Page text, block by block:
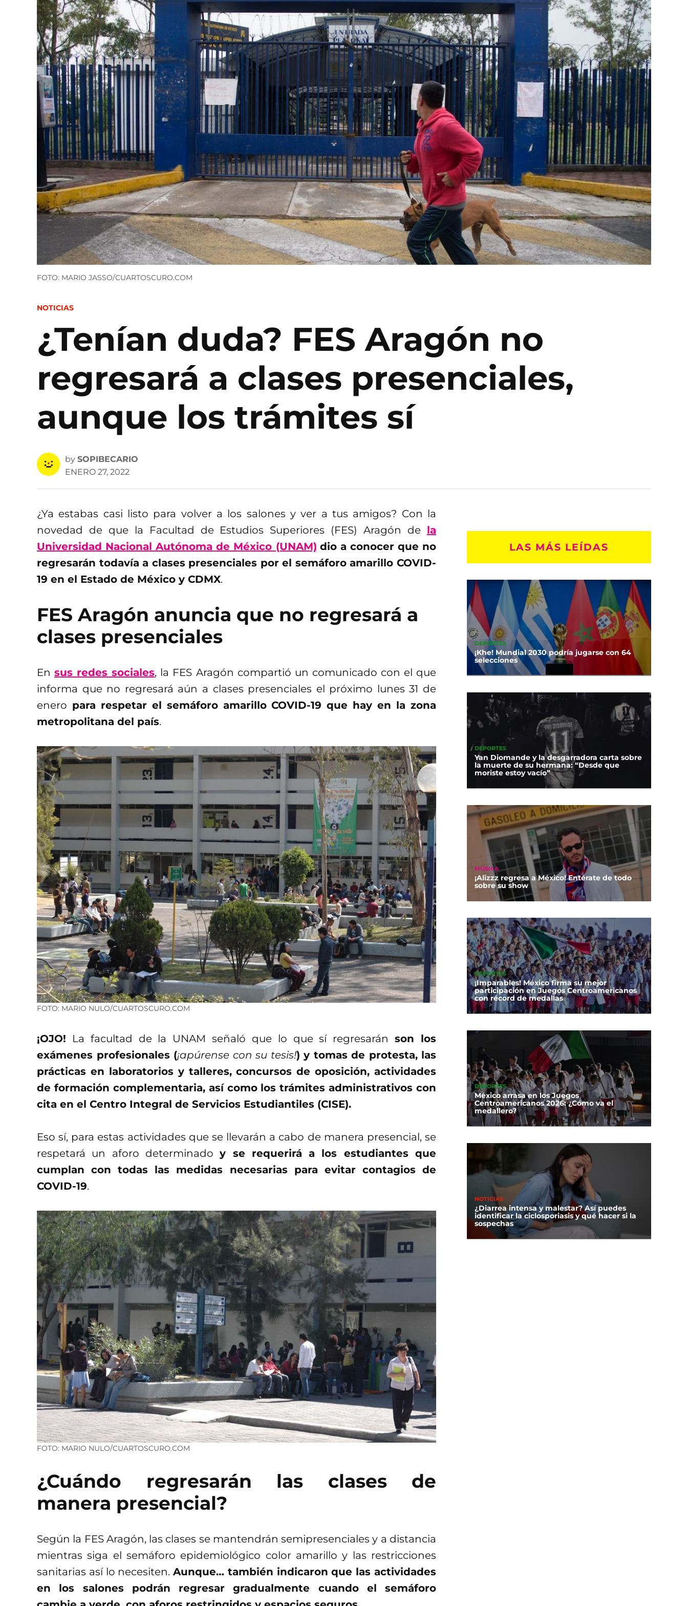
FOTO: MARIO JASSO/CUARTOSCURO.COM
POSTED
NOTICIAS
¿Tenían duda? FES Aragón no
regresará a clases presenciales,
aunque los trámites sí
by SOPIBECARIO
ENERO 27, 2022
¿Ya estabas casi listo para volver a los salones y ver a tus amigos? Con la
novedad de que la Facultad de Estudios Superiores (FES) Aragón de la
Universidad Nacional Autónoma de México (UNAM) dio a conocer que no
regresarán todavía a clases presenciales por el semáforo amarillo COVID-
19 en el Estado de México y CDMX.
FES Aragón anuncia que no regresará a
clases presenciales
Ensus redes sociales, la FES Aragón compartió un comunicado con el que
informa que no regresará aún a clases presenciales el próximo lunes 31 de
enero para respetar el semáforo amarillo COVID-19 que hay en la zona
metropolitana del país.
FOTO: MARIO NULO/CUARTOSCURO.COM
¡OJO! La facultad de la UNAM señaló que lo que sí regresaránson los
exámenes profesionales (¡apúrense con su tesis!) y tomas de protesta, las
prácticas en laboratorios y talleres, concursos de oposición, actividades
de formación complementaria, así como los trámites administrativos con
cita en el Centro Integral de Servicios Estudiantiles (CISE).
Eso sí, para estas actividades que se llevarán a cabo de manera presencial, se
respetará un aforo determinadoy se requerirá a los estudiantes que
cumplan con todas las medidas necesarias para evitar contagios de
COVID-19.
FOTO: MARIO NULO/CUARTOSCURO.COM
¿Cuándo regresarán las clases de
manera presencial?
Según la FES Aragón, las clases se mantendrán semipresenciales y a distancia
mientras siga el semáforo epidemiológico color amarillo y las restricciones
sanitarias así lo necesiten.Aunque… también indicaron que las actividades
en los salones podrán regresar gradualmente cuando el semáforo
LAS MÁS LEÍDAS
DEPORTES
¡Khe! Mundial 2030 podría jugarse con 64
selecciones
DEPORTES
Yan Diomande y la desgarradora carta sobre
la muerte de su hermana: “Desde que
moriste estoy vacío”
MÚSICA
¡Alizzz regresa a México! Entérate de todo
sobre su show
DEPORTES
¡Imparables! México firma su mejor
participación en Juegos Centroamericanos
con récord de medallas
DEPORTES
México arrasa en los Juegos
Centroamericanos 2026: ¿Cómo va el
medallero?
NOTICIAS
¿Diarrea intensa y malestar? Así puedes
identificar la ciclosporiasis y qué hacer si la
sospechas